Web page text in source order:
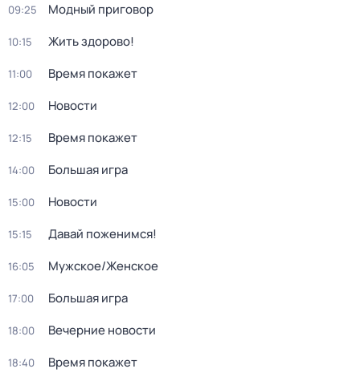
09:25 Модный приговор
10:15 Жить здорово!
11:00 Время покажет
12:00 Новости
12:15 Время покажет
14:00 Большая игра
15:00 Новости
15:15 Давай поженимся!
16:05 Мужское/Женское
17:00 Большая игра
18:00 Вечерние новости
18:40 Время покажет